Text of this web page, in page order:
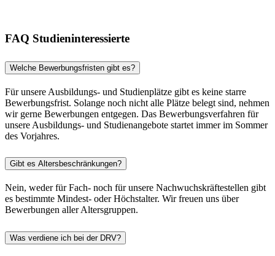
FAQ Studieninteressierte
Welche Bewerbungsfristen gibt es?
Für unsere Ausbildungs- und Studienplätze gibt es keine starre
Bewerbungsfrist. Solange noch nicht alle Plätze belegt sind, nehmen
wir gerne Bewerbungen entgegen. Das Bewerbungsverfahren für
unsere Ausbildungs- und Studienangebote startet immer im Sommer
des Vorjahres.
Gibt es Altersbeschränkungen?
Nein, weder für Fach- noch für unsere Nachwuchskräftestellen gibt
es bestimmte Mindest- oder Höchstalter. Wir freuen uns über
Bewerbungen aller Altersgruppen.
Was verdiene ich bei der DRV?